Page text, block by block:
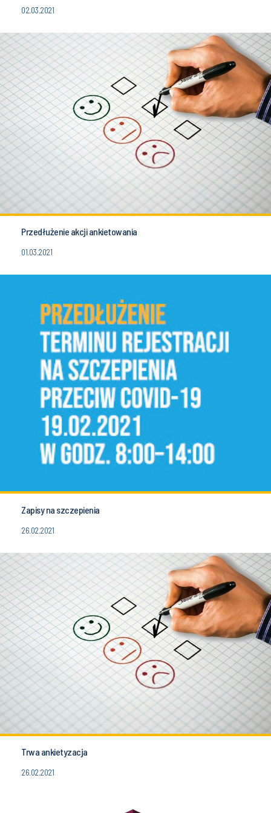
02.03.2021
Przedłużenie akcji ankietowania
01.03.2021
Zapisy na szczepienia
26.02.2021
Trwa ankietyzacja
26.02.2021